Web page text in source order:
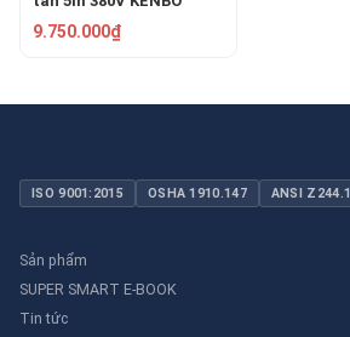
DHS3T
9.750.000₫
ISO 9001:2015 OSHA 1910.147 ANSI Z244.1
Sản phẩm
SUPER SMART E-BOOK
Tin tức